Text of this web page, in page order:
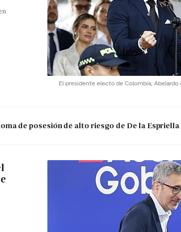
El presidente electo de Colombia, Abelardo
de posesión de alto riesgo de De la Espriella